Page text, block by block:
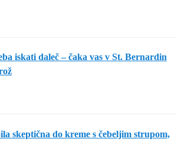
iskati daleč – čaka vas v St. Bernardin
skeptična do kreme s čebeljim strupom,